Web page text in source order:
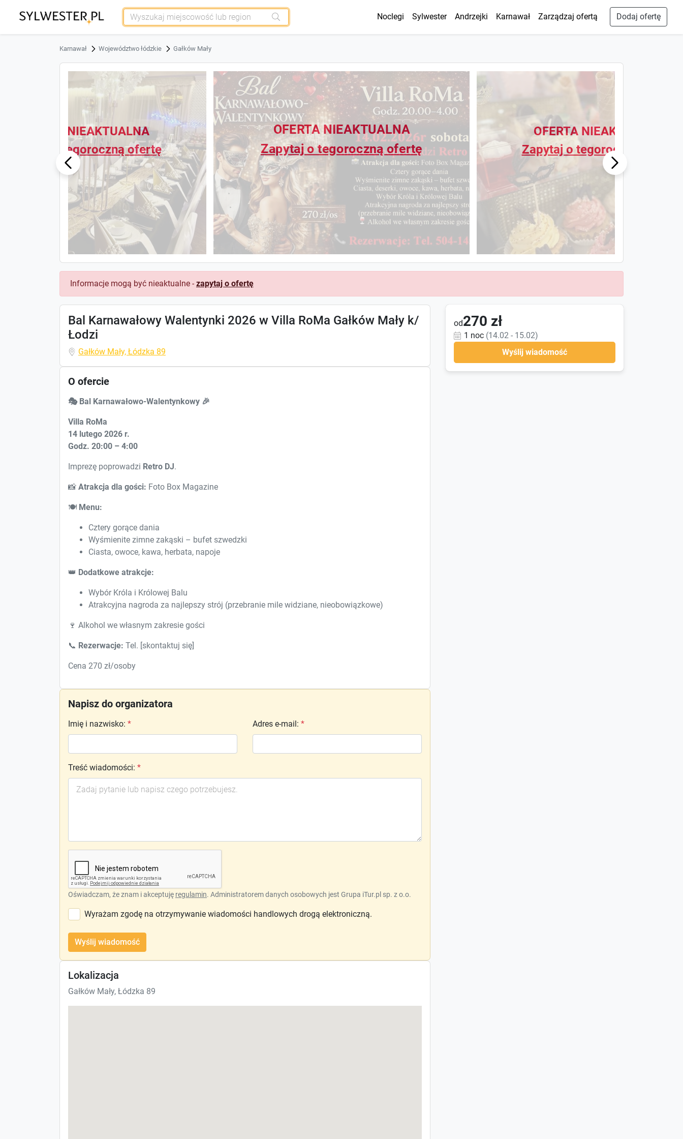
Noclegi Sylwester Andrzejki Karnawał Zarządzaj ofertą Dodaj ofertę
Karnawał Województwo łódzkie Gałków Mały
Previ
ous
OFERTA NIEAKTUALNA
Zapytaj o tegoroczną ofertę
OFERTA NIEAKTUALNA
Zapytaj o tegoroczną ofertę
OFERTA NIEAKTUALNA
Zapytaj o tegoroczną ofertę
Next
Informacje mogą być nieaktualne - zapytaj o ofertę
Bal Karnawałowy Walentynki 2026 w Villa RoMa Gałków Mały k/
Łodzi
Gałków Mały, Łódzka 89
O ofercie
🎭Bal Karnawałowo-Walentynkowy 🎉
Villa RoMa
14 lutego 2026 r.
Godz. 20:00 – 4:00
Imprezę poprowadzi Retro DJ.
📸 Atrakcja dla gości: Foto Box Magazine
🍽 Menu:
Cztery gorące dania
Wyśmienite zimne zakąski – bufet szwedzki
Ciasta, owoce, kawa, herbata, napoje
👑 Dodatkowe atrakcje:
Wybór Króla i Królowej Balu
Atrakcyjna nagroda za najlepszy strój (przebranie mile widziane, nieobowiązkowe)
🍷 Alkohol we własnym zakresie gości
📞 Rezerwacje: Tel. [skontaktuj się]
Cena 270 zł/osoby
Napisz do organizatora
Imię i nazwisko: * Adres e-mail: *
Treść wiadomości: *
Oświadczam, że znam i akceptuję regulamin. Administratorem danych osobowych jest Grupa iTur.pl sp. z o.o.
Wyrażam zgodę na otrzymywanie wiadomości handlowych drogą elektroniczną.
Wyślij wiadomość
Lokalizacja
Gałków Mały, Łódzka 89
od270 zł
1 noc (14.02 - 15.02)
Wyślij wiadomość